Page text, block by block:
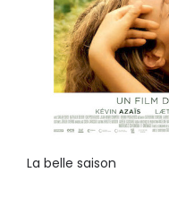
La belle saison